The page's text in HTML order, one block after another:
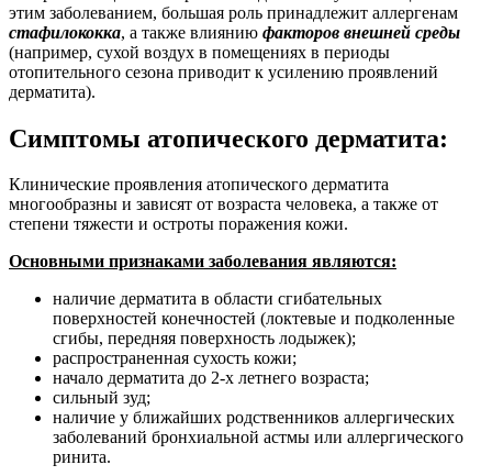
этим заболеванием, большая роль принадлежит аллергенам
стафилококка, а также влиянию факторов внешней среды
(например, сухой воздух в помещениях в периоды
отопительного сезона приводит к усилению проявлений
дерматита).
Симптомы атопического дерматита:
Клинические проявления атопического дерматита
многообразны и зависят от возраста человека, а также от
степени тяжести и остроты поражения кожи.
Основными признаками заболевания являются:
наличие дерматита в области сгибательных
поверхностей конечностей (локтевые и подколенные
сгибы, передняя поверхность лодыжек);
распространенная сухость кожи;
начало дерматита до 2-х летнего возраста;
сильный зуд;
наличие у ближайших родственников аллергических
заболеваний бронхиальной астмы или аллергического
ринита.